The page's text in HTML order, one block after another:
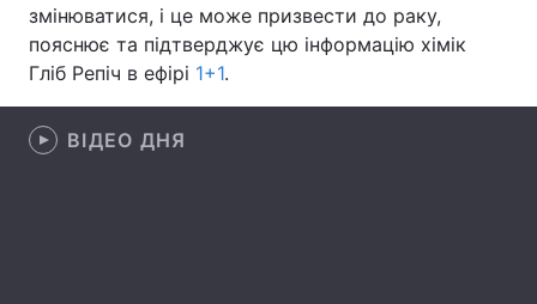
Інтерв'ю Думки
Архів
змінюватися, і це може призвести до раку,
пояснює та підтверджує цю інформацію хімік
Гліб Репіч в ефірі 1+1.
ВІДЕО ДНЯ